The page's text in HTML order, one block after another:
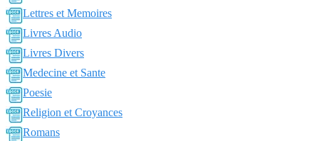
Lettres et Memoires
Livres Audio
Livres Divers
Medecine et Sante
Poesie
Religion et Croyances
Romans